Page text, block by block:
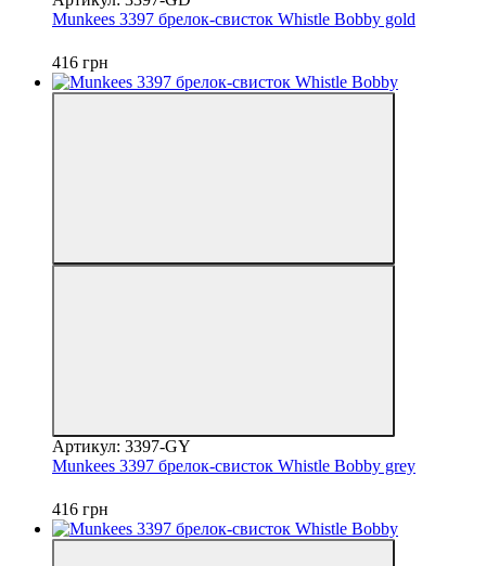
Munkees 3397 брелок-свисток Whistle Bobby gold
416 грн
Артикул: 3397-GY
Munkees 3397 брелок-свисток Whistle Bobby grey
416 грн